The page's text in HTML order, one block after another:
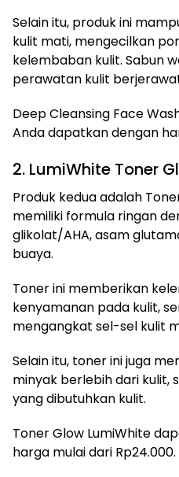
Selain itu, produk ini
kulit mati, mengecilkan
kelembaban kulit. Sabun
perawatan kulit
Deep Cleansing Face
Anda dapatkan dengan
2. LumiWhite Toner
Produk kedua adalah
memiliki formula ringan
glikolat/AHA, asam
buaya.
Toner ini memberikan
kenyamanan pada kulit,
mengangkat sel-sel kulit
Selain itu, toner ini juga
minyak berlebih dari kulit,
yang dibutuhkan kulit.
Toner Glow LumiWhite
harga mulai dari Rp24.000.